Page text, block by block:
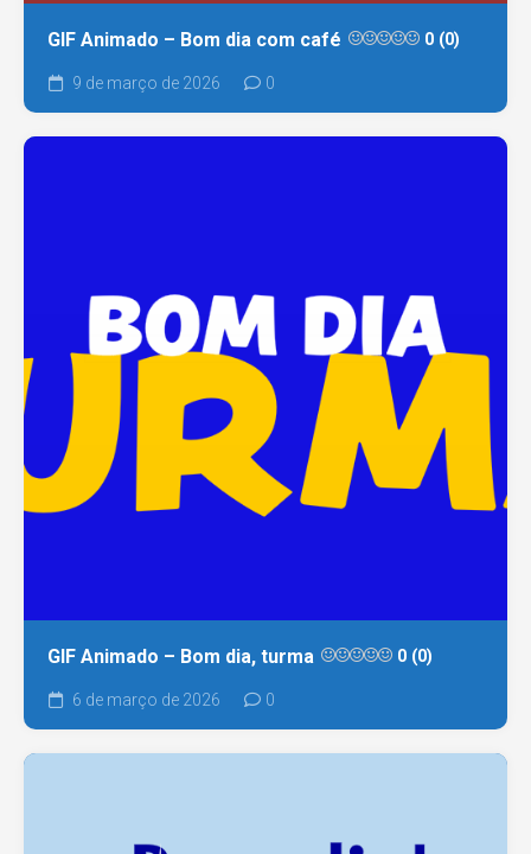
GIF Animado – Bom dia com café 0 (0)
9 de março de 2026 0
GIF Animado – Bom dia, turma 0 (0)
6 de março de 2026 0